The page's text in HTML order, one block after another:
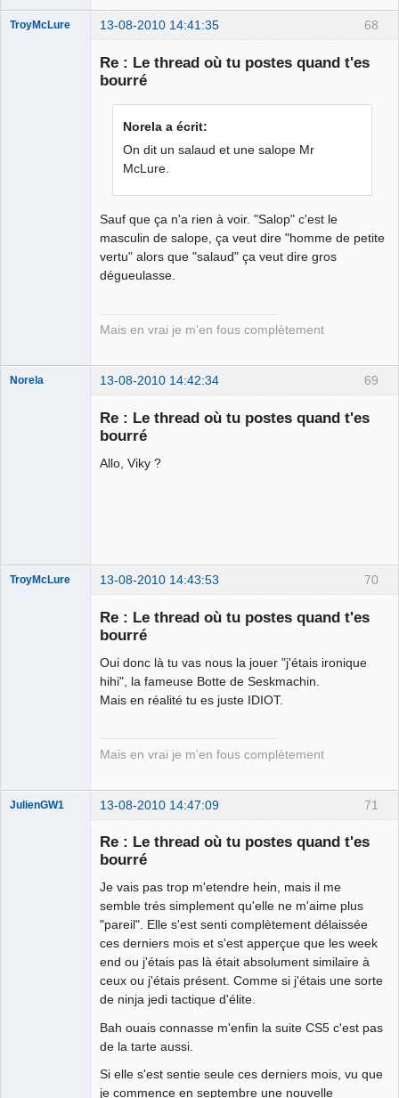
68
TroyMcLure 13-08-2010 14:41:35
Re : Le thread où tu postes quand t'es
bourré
Norela a écrit:
On dit un salaud et une salope Mr
McLure.
Sauf que ça n'a rien à voir. "Salop" c'est le
masculin de salope, ça veut dire "homme de petite
vertu" alors que "salaud" ça veut dire gros
dégueulasse.
Mais en vrai je m'en fous complètement
69
Norela 13-08-2010 14:42:34
Re : Le thread où tu postes quand t'es
bourré
Allo, Viky ?
70
TroyMcLure 13-08-2010 14:43:53
Re : Le thread où tu postes quand t'es
bourré
Oui donc là tu vas nous la jouer "j'étais ironique
hihi", la fameuse Botte de Seskmachin.
Mais en réalité tu es juste IDIOT.
Mais en vrai je m'en fous complètement
71
JulienGW1 13-08-2010 14:47:09
Re : Le thread où tu postes quand t'es
bourré
Je vais pas trop m'etendre hein, mais il me
semble trés simplement qu'elle ne m'aime plus
"pareil". Elle s'est senti complètement délaissée
ces derniers mois et s'est apperçue que les week
end ou j'étais pas là était absolument similaire à
ceux ou j'étais présent. Comme si j'étais une sorte
de ninja jedi tactique d'élite.
Bah ouais connasse m'enfin la suite CS5 c'est pas
de la tarte aussi.
Si elle s'est sentie seule ces derniers mois, vu que
je commence en septembre une nouvelle